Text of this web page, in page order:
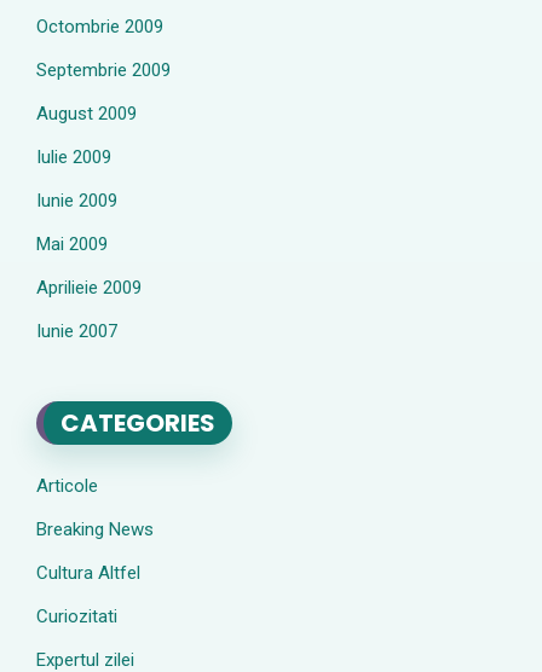
Octombrie 2009
Septembrie 2009
August 2009
Iulie 2009
Iunie 2009
Mai 2009
Aprilieie 2009
Iunie 2007
CATEGORIES
Articole
Breaking News
Cultura Altfel
Curiozitati
Expertul zilei